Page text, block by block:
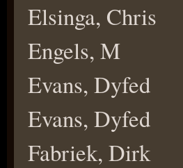
Elsinga, Chris
Engels, M
Evans, Dyfed
Evans, Dyfed
Fabriek, Dirk